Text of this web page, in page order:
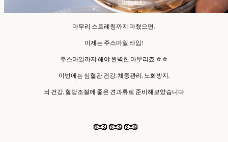
마무리 스트레칭까지 마쳤으면,
이제는 주스마일 타임!
주스마일까지 해야 완벽한 마무리죠 ㅎㅎ
이번에는 심혈관 건강, 체중관리, 노화방지,
뇌 건강, 혈당조절에 좋은 견과류로 준비해보았습니다
🥜🥜🥜 ​